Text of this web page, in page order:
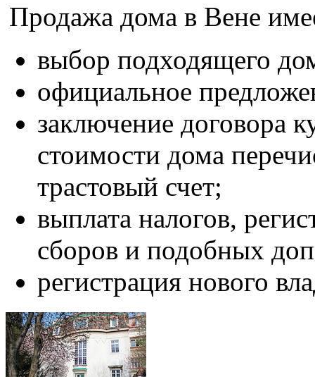
Продажа дома в Вене
выбор подходящего
официальное
заключение договора
стоимости дома
трастовый счет;
выплата налогов,
сборов и подобных
регистрация нового